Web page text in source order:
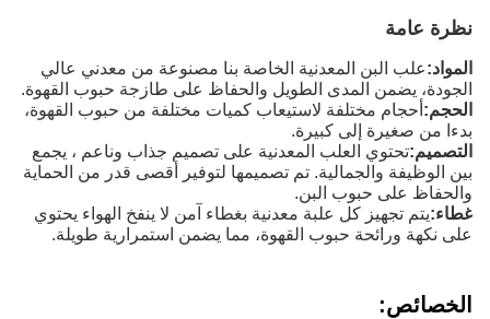
نظرة عامة
المواد:علب البن المعدنية الخاصة بنا مصنوعة من معدني عالي
الجودة، يضمن المدى الطويل والحفاظ على طازجة حبوب القهوة.
الحجم:أحجام مختلفة لاستيعاب كميات مختلفة من حبوب القهوة،
بدءا من صغيرة إلى كبيرة.
التصميم:تحتوي العلب المعدنية على تصميم جذاب وناعم ، يجمع
بين الوظيفة والجمالية. تم تصميمها لتوفير أقصى قدر من الحماية
والحفاظ على حبوب البن.
غطاء:يتم تجهيز كل علبة معدنية بغطاء آمن لا ينفخ الهواء يحتوي
على نكهة ورائحة حبوب القهوة، مما يضمن استمرارية طويلة.
الخصائص: